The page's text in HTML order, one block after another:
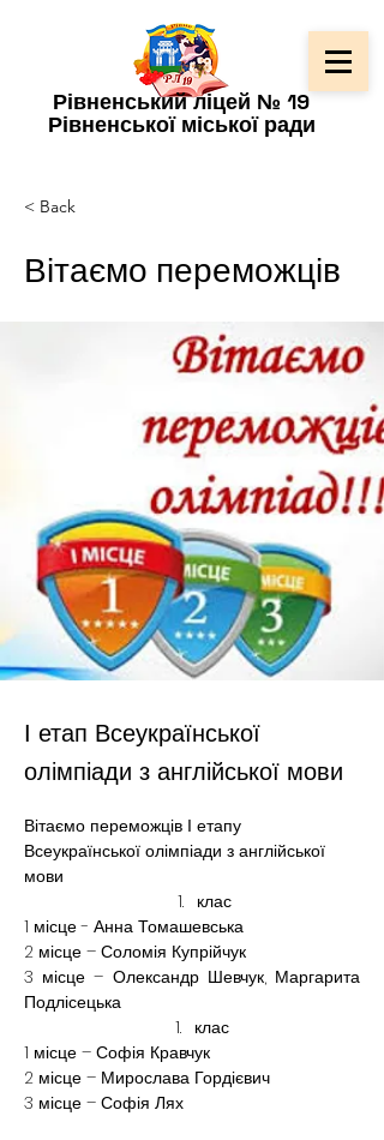
Рівненський ліцей № 19
Рівненської міської ради
< Back
Вітаємо переможців
І етап Всеукраїнської
олімпіади з англійської мови
Вітаємо переможців І етапу
Всеукраїнської олімпіади з англійської
мови
клас
1 місце - Анна Томашевська
2 місце – Соломія Купрійчук
3 місце – Олександр Шевчук, Маргарита
Подлісецька
клас
1 місце – Софія Кравчук
2 місце – Мирослава Гордієвич
3 місце – Софія Лях